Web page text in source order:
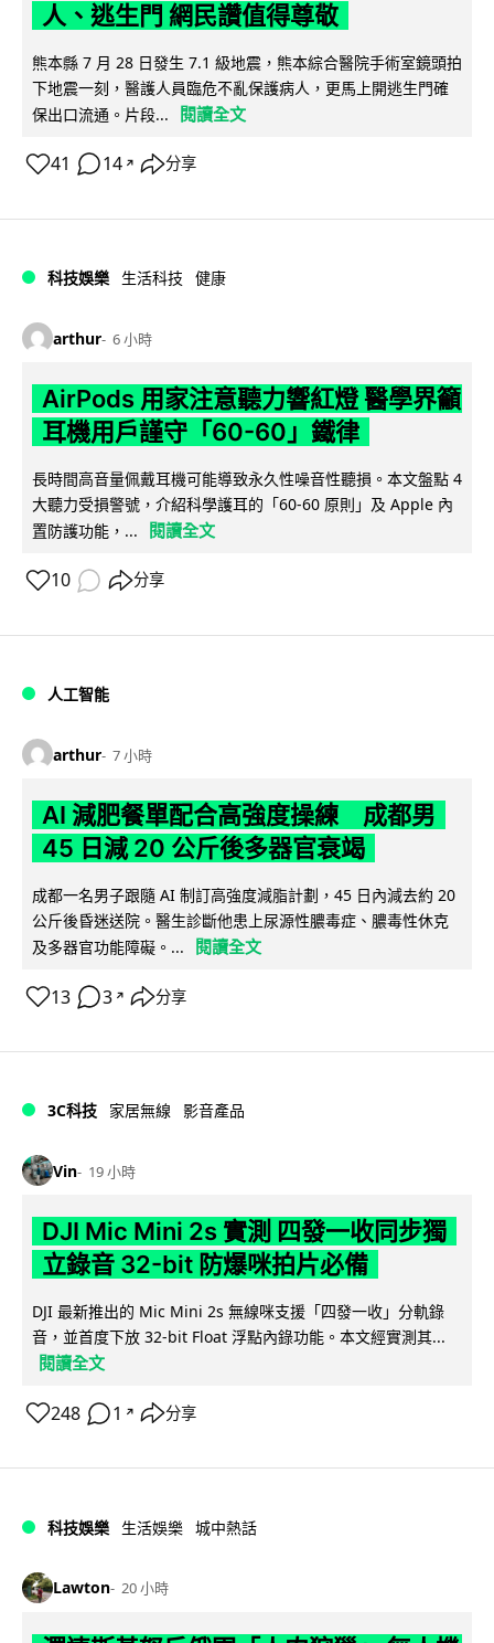
人、逃生門 網民讚值得尊敬
熊本縣 7 月 28 日發生 7.1 級地震，熊本綜合醫院手術室鏡頭拍
下地震一刻，醫護人員臨危不亂保護病人，更馬上開逃生門確
保出口流通。片段...
閱讀全文
41 14 ↗ 分享
科技娛樂 生活科技 健康
arthur 6 小時
AirPods 用家注意聽力響紅燈 醫學界籲
耳機用戶謹守「60-60」鐵律
長時間高音量佩戴耳機可能導致永久性噪音性聽損。本文盤點 4
大聽力受損警號，介紹科學護耳的「60-60 原則」及 Apple 內
置防護功能，...
閱讀全文
10 分享
人工智能
arthur 7 小時
AI 減肥餐單配合高強度操練 成都男
45 日減 20 公斤後多器官衰竭
成都一名男子跟隨 AI 制訂高強度減脂計劃，45 日內減去約 20
公斤後昏迷送院。醫生診斷他患上尿源性膿毒症、膿毒性休克
及多器官功能障礙。...
閱讀全文
13 3 ↗ 分享
3C科技 家居無線 影音產品
Vin 19 小時
DJI Mic Mini 2s 實測 四發一收同步獨
立錄音 32-bit 防爆咪拍片必備
DJI 最新推出的 Mic Mini 2s 無線咪支援「四發一收」分軌錄
音，並首度下放 32-bit Float 浮點內錄功能。本文經實測其...
閱讀全文
248 1 ↗ 分享
科技娛樂 生活娛樂 城中熱話
Lawton 20 小時